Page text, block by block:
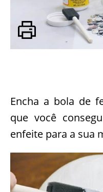
Encha a bola de
que você
enfeite para a sua